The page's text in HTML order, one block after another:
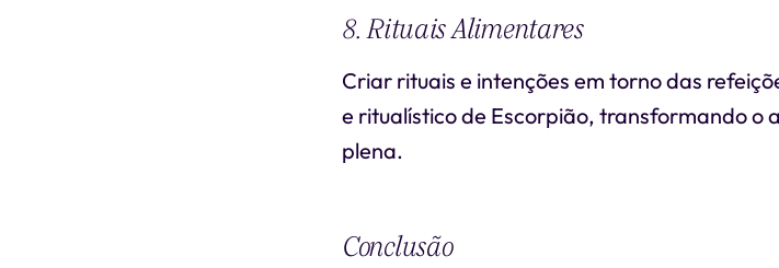
8. Rituais Alimentares
Criar rituais e intenções em torno das
e ritualístico de Escorpião, transformando o
plena.
Conclusão